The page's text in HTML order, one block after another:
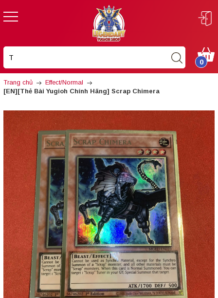
0
Trang chủ
Effect/Normal
[EN][Thẻ Bài Yugioh Chính Hãng] Scrap Chimera